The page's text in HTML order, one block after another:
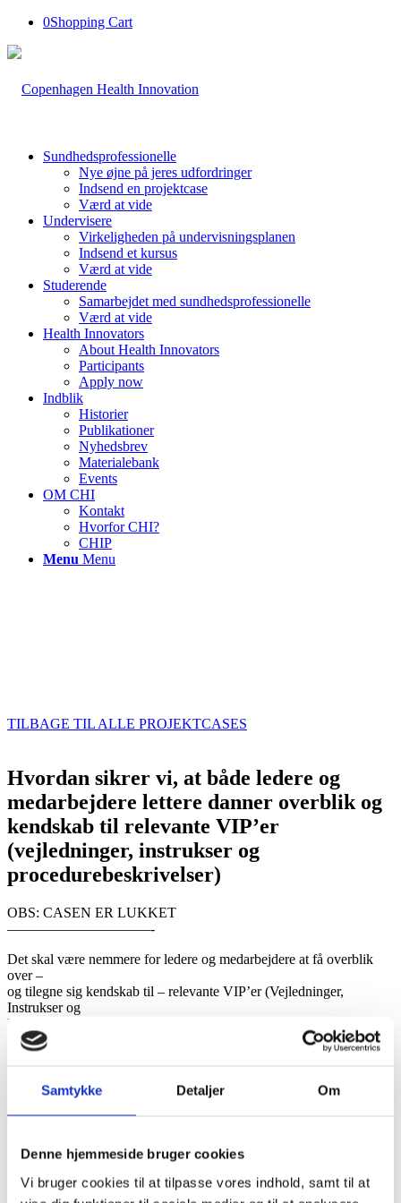
Samtykke Detaljer Om
Denne hjemmeside bruger cookies
Vi bruger cookies til at tilpasse vores indhold, samt til at
0Shopping Cart
Sundhedsprofessionelle
Nye øjne på jeres udfordringer
Indsend en projektcase
Værd at vide
Undervisere
Virkeligheden på undervisningsplanen
Indsend et kursus
Værd at vide
Studerende
Samarbejdet med sundhedsprofessionelle
Værd at vide
Health Innovators
About Health Innovators
Participants
Apply now
Indblik
Historier
Publikationer
Nyhedsbrev
Materialebank
Events
OM CHI
Kontakt
Hvorfor CHI?
CHIP
Menu Menu
TILBAGE TIL ALLE PROJEKTCASES
Hvordan sikrer vi, at både ledere og
medarbejdere lettere danner overblik og
kendskab til relevante VIP’er
(vejledninger, instrukser og
procedurebeskrivelser)
OBS: CASEN ER LUKKET
——————————-
Det skal være nemmere for ledere og medarbejdere at få overblik
over –
og tilegne sig kendskab til – relevante VIP’er (Vejledninger,
Instrukser og
Procedurebeskrivelser), så der sikres ensartede og korrekte
arbejdsgange
i alle afsnit. Det gælder både sikkerhed, patientforløb og kliniske
• Det skal være tydeligt for den enkelte medarbejder, hvilke VIP’er
der
• Der skal tages højde for forskellige læringsstile og forudsætninger,
materialet kan tilegnes på forskellig vis, og ikke kun er skriftligt.
• Ledelsen skal have overblik over den enkelte medarbejders